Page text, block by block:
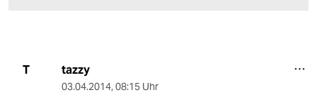
T tazzy
03.04.2014, 08:15 Uhr